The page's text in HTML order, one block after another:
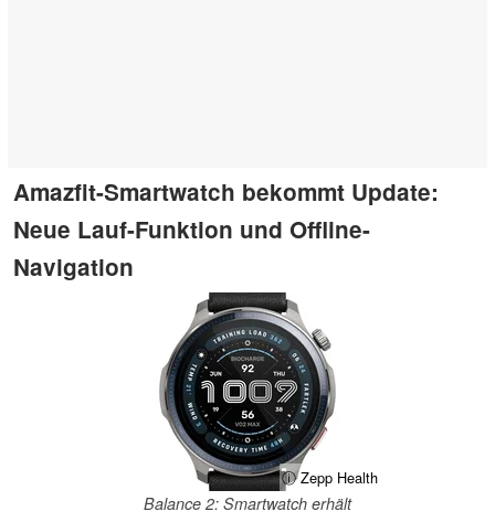
Amazfit-Smartwatch bekommt Update:
Neue Lauf-Funktion und Offline-
Navigation
ⓘ Zepp Health
Balance 2: Smartwatch erhält